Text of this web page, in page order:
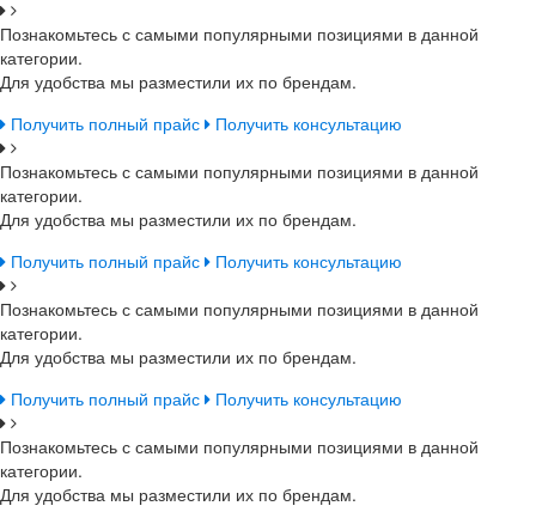
Познакомьтесь с самыми популярными позициями в данной
категории.
Для удобства мы разместили их по брендам.
Получить полный прайс
Получить консультацию
Познакомьтесь с самыми популярными позициями в данной
категории.
Для удобства мы разместили их по брендам.
Получить полный прайс
Получить консультацию
Познакомьтесь с самыми популярными позициями в данной
категории.
Для удобства мы разместили их по брендам.
Получить полный прайс
Получить консультацию
Познакомьтесь с самыми популярными позициями в данной
категории.
Для удобства мы разместили их по брендам.